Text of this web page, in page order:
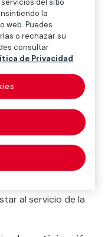
de
contundente y el
tan importante,
en este camino.
hemos visto
social
dar soluciones
personas más
anteriores
interés que suscita
que los
al servicio de la
la
web. Puedes
o rechazar su
consultar
de Privacidad.